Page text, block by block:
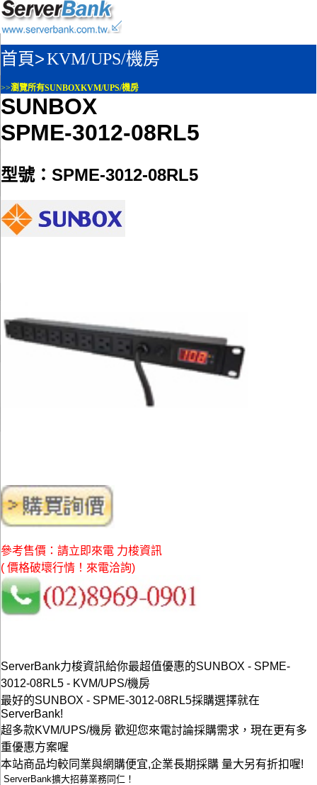
首頁>KVM/UPS/機房
>>瀏覽所有SUNBOXKVM/UPS/機房
SUNBOX
SPME-3012-08RL5
型號：SPME-3012-08RL5
參考售價：請立即來電 力梭資訊
( 價格破壞行情！來電洽詢)
ServerBank力梭資訊給你最超值優惠的SUNBOX - SPME-
3012-08RL5 - KVM/UPS/機房
最好的SUNBOX - SPME-3012-08RL5採購選擇就在
ServerBank!
超多款KVM/UPS/機房 歡迎您來電討論採購需求，現在更有多
重優惠方案喔
本站商品均較同業與網購便宜,企業長期採購 量大另有折扣喔!
ServerBank擴大招募業務同仁！